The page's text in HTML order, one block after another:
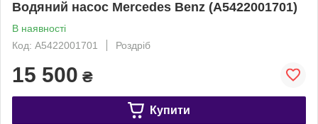
Водяний насос Mercedes Benz (A5422001701)
В наявності
Код: A5422001701
Роздріб
15 500 ₴
Купити